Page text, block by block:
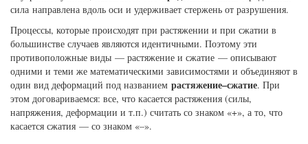
сила направлена вдоль оси и удерживает стержень от разрушения.
Процессы, которые происходят при растяжении и при сжатии в
большинстве случаев являются идентичными. Поэтому эти
противоположные виды — растяжение и сжатие — описывают
одними и теми же математическими зависимостями и объединяют в
один вид деформаций под названием растяжение–сжатие. При
этом договариваемся: все, что касается растяжения (силы,
напряжения, деформации и т.п.) считать со знаком «+», а то, что
касается сжатия — со знаком «–».